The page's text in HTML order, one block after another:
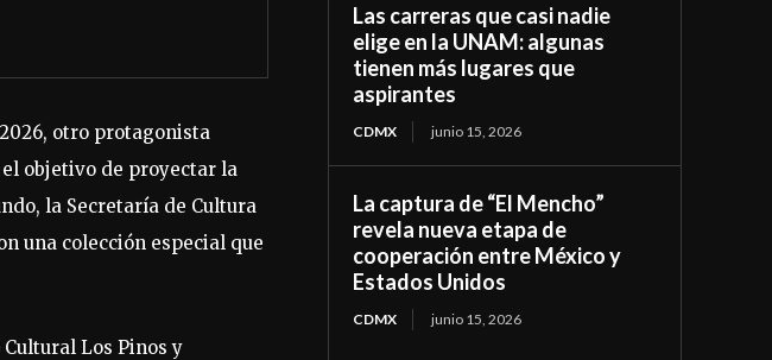
otro protagonista
objetivo de proyectar la
la Secretaría de Cultura
una colección especial que
Los Pinos y
Las carreras que casi nadie
elige en la UNAM: algunas
tienen más lugares que
aspirantes
CDMX junio 15, 2026
La captura de “El Mencho”
revela nueva etapa de
cooperación entre México y
Estados Unidos
CDMX junio 15, 2026